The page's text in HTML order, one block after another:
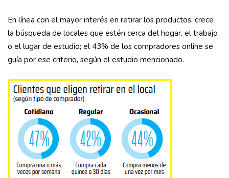
En línea con el mayor interés en retirar los productos, crece
la búsqueda de locales que estén cerca del hogar, el trabajo
o el lugar de estudio; el 43% de los compradores online se
guía por ese criterio, según el estudio mencionado.